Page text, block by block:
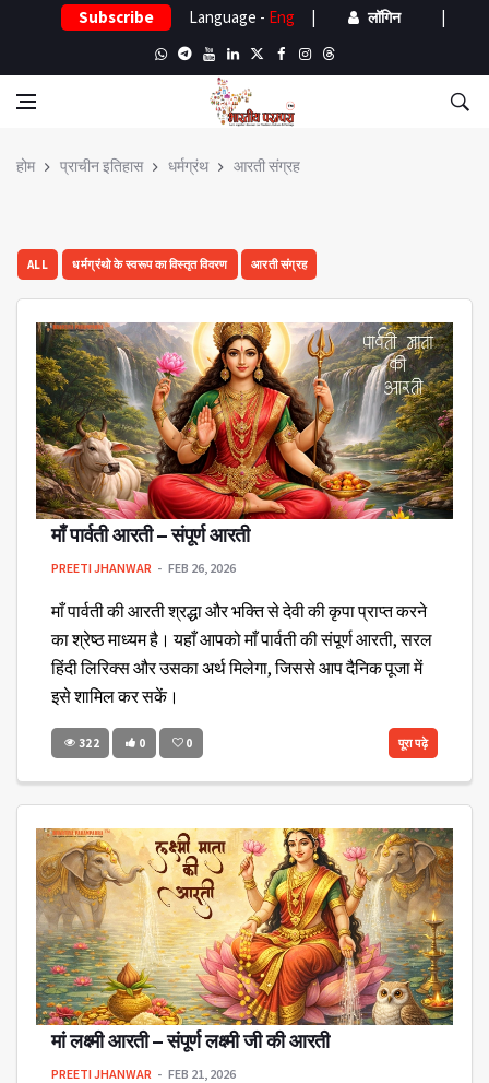
Subscribe Language - Eng | लॉगिन |
होम प्राचीन इतिहास धर्मग्रंथ आरती संग्रह
ALL धर्मग्रंथो के स्वरूप का विस्तृत विवरण आरती संग्रह
माँ पार्वती आरती – संपूर्ण आरती
PREETI JHANWAR FEB 26, 2026
माँ पार्वती की आरती श्रद्धा और भक्ति से देवी की कृपा प्राप्त करने
का श्रेष्ठ माध्यम है। यहाँ आपको माँ पार्वती की संपूर्ण आरती, सरल
हिंदी लिरिक्स और उसका अर्थ मिलेगा, जिससे आप दैनिक पूजा में
इसे शामिल कर सकें।
322 0 0 पूरा पढ़े
मां लक्ष्मी आरती – संपूर्ण लक्ष्मी जी की आरती
PREETI JHANWAR FEB 21, 2026